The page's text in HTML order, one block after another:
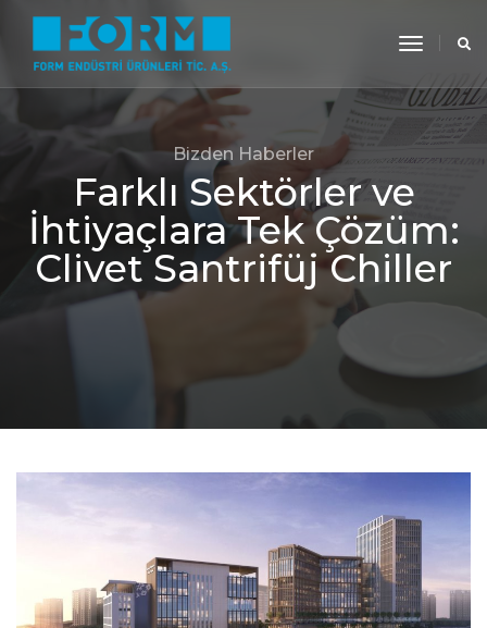
toggle
Bizden Haberler
Farklı Sektörler ve
İhtiyaçlara Tek Çözüm:
Clivet Santrifüj Chiller